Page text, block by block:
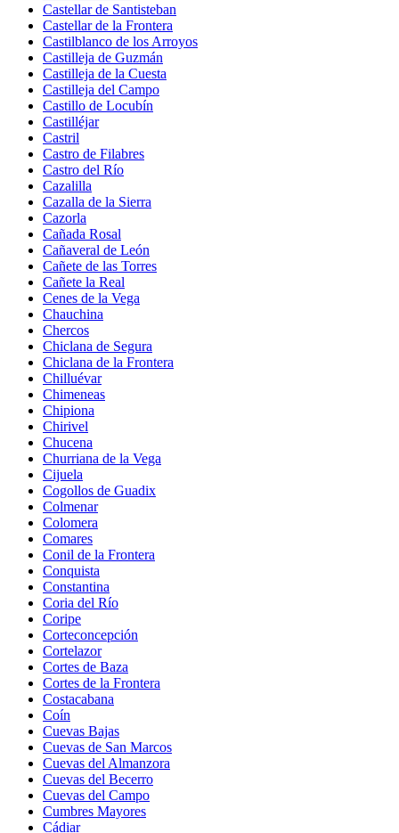
Castellar de Santisteban
Castellar de la Frontera
Castilblanco de los Arroyos
Castilleja de Guzmán
Castilleja de la Cuesta
Castilleja del Campo
Castillo de Locubín
Castilléjar
Castril
Castro de Filabres
Castro del Río
Cazalilla
Cazalla de la Sierra
Cazorla
Cañada Rosal
Cañaveral de León
Cañete de las Torres
Cañete la Real
Cenes de la Vega
Chauchina
Chercos
Chiclana de Segura
Chiclana de la Frontera
Chilluévar
Chimeneas
Chipiona
Chirivel
Chucena
Churriana de la Vega
Cijuela
Cogollos de Guadix
Colmenar
Colomera
Comares
Conil de la Frontera
Conquista
Constantina
Coria del Río
Coripe
Corteconcepción
Cortelazor
Cortes de Baza
Cortes de la Frontera
Costacabana
Coín
Cuevas Bajas
Cuevas de San Marcos
Cuevas del Almanzora
Cuevas del Becerro
Cuevas del Campo
Cumbres Mayores
Cádiar